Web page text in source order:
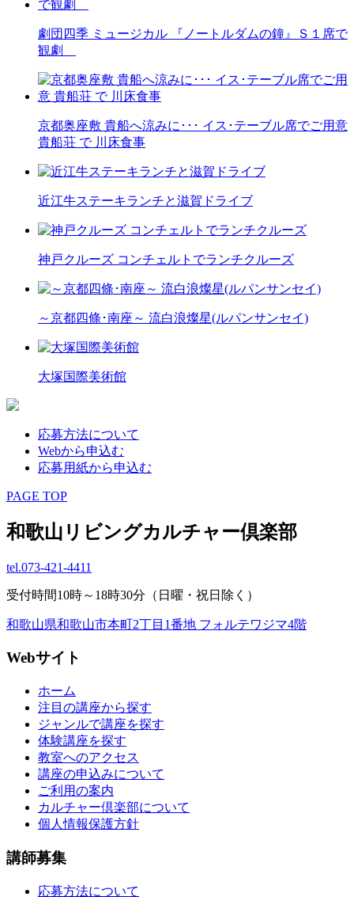
劇団四季 ミュージカル 『ノートルダムの鐘』Ｓ１席で
観劇
京都奥座敷 貴船へ涼みに･･･ イス･テーブル席でご用意
貴船荘 で 川床食事
近江牛ステーキランチと滋賀ドライブ
神戸クルーズ コンチェルトでランチクルーズ
～京都四條･南座～ 流白浪燦星(ルパンサンセイ)
大塚国際美術館
応募方法について
Webから申込む
応募用紙から申込む
PAGE TOP
和歌山リビングカルチャー倶楽部
tel.073-421-4411
受付時間10時～18時30分（日曜・祝日除く）
和歌山県和歌山市本町2丁目1番地 フォルテワジマ4階
Webサイト
ホーム
注目の講座から探す
ジャンルで講座を探す
体験講座を探す
教室へのアクセス
講座の申込みについて
ご利用の案内
カルチャー倶楽部について
個人情報保護方針
講師募集
応募方法について